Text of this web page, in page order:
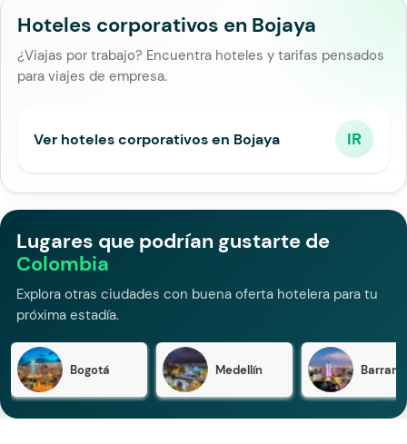
Hoteles corporativos en Bojaya
¿Viajas por trabajo? Encuentra hoteles y tarifas pensados
para viajes de empresa.
Ver hoteles corporativos en Bojaya IR
Lugares que podrían gustarte de
Colombia
Explora otras ciudades con buena oferta hotelera para tu
próxima estadía.
Bogotá Medellín